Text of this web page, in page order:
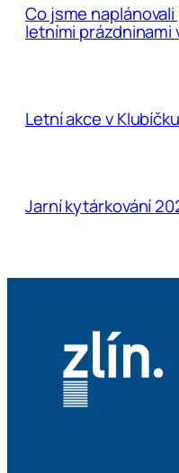
Co jsme
letními prázdninami
Letní akce v
Jarní kytárkování